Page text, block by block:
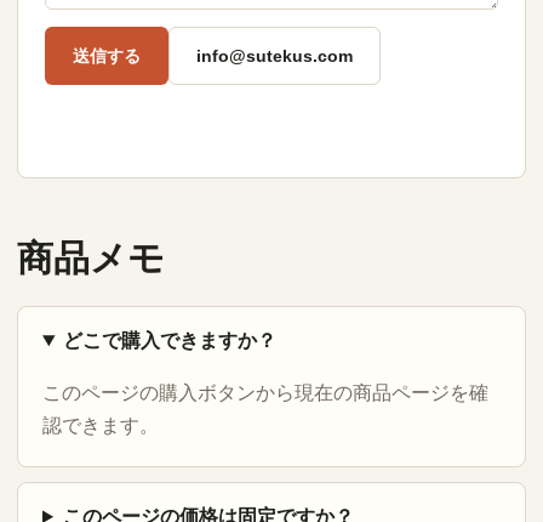
送信する info@sutekus.com
商品メモ
どこで購入できますか？
このページの購入ボタンから現在の商品ページを確
認できます。
このページの価格は固定ですか？